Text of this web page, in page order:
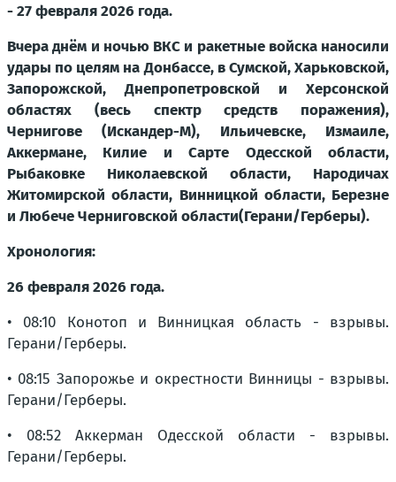
- 27 февраля 2026 года.
Вчера днём и ночью ВКС и ракетные войска наносили
удары по целям на Донбассе, в Сумской, Харьковской,
Запорожской, Днепропетровской и Херсонской
областях (весь спектр средств поражения),
Чернигове (Искандер-М), Ильичевске, Измаиле,
Аккермане, Килие и Сарте Одесской области,
Рыбаковке Николаевской области, Народичах
Житомирской области, Винницкой области, Березне
и Любече Черниговской области(Герани/Герберы).
Хронология:
26 февраля 2026 года.
• 08:10 Конотоп и Винницкая область - взрывы.
Герани/Герберы.
• 08:15 Запорожье и окрестности Винницы - взрывы.
Герани/Герберы.
• 08:52 Аккерман Одесской области - взрывы.
Герани/Герберы.